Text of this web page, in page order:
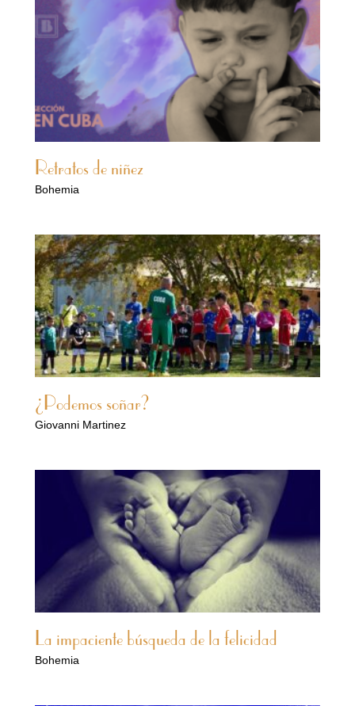
Retratos de niñez
Bohemia
¿Podemos soñar?
Giovanni Martinez
La impaciente búsqueda de la felicidad
Bohemia